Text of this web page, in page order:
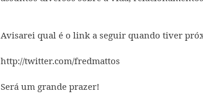
Avisarei qual é o link a seguir quando tiver
http://twitter.com/fredmattos
Será um grande prazer!